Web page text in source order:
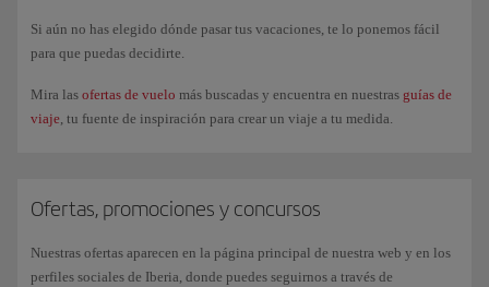
Si aún no has elegido dónde pasar tus vacaciones, te lo ponemos fácil
para que puedas decidirte.
Mira las ofertas de vuelo más buscadas y encuentra en nuestras guías de
viaje, tu fuente de inspiración para crear un viaje a tu medida.
Ofertas, promociones y concursos
Nuestras ofertas aparecen en la página principal de nuestra web y en los
perfiles sociales de Iberia, donde puedes seguirnos a través de